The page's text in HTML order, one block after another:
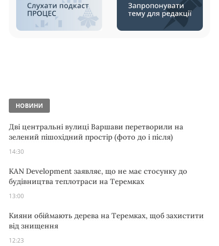
НОВИНИ
Дві центральні вулиці Варшави перетворили на
зелений пішохідний простір (фото до і після)
14:30
KAN Development заявляє, що не має стосунку до
будівництва теплотраси на Теремках
13:00
Кияни обіймають дерева на Теремках, щоб захистити
від знищення
12:23